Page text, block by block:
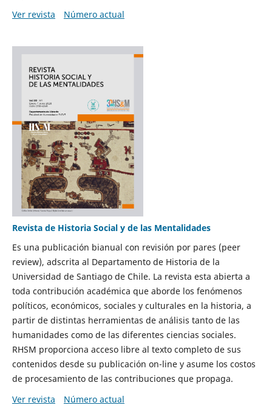
Ver revista
Número actual
Revista de Historia Social y de las Mentalidades
Es una publicación bianual con revisión por pares (peer
review), adscrita al Departamento de Historia de la
Universidad de Santiago de Chile. La revista esta abierta a
toda contribución académica que aborde los fenómenos
políticos, económicos, sociales y culturales en la historia, a
partir de distintas herramientas de análisis tanto de las
humanidades como de las diferentes ciencias sociales.
RHSM proporciona acceso libre al texto completo de sus
contenidos desde su publicación on-line y asume los costos
de procesamiento de las contribuciones que propaga.
Ver revista
Número actual